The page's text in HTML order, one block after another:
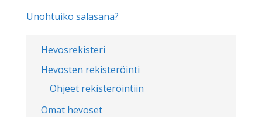
Hevosrekisteri
Hevosten rekisteröinti
Ohjeet rekisteröintiin
Omat hevoset
Unohtuiko salasana?